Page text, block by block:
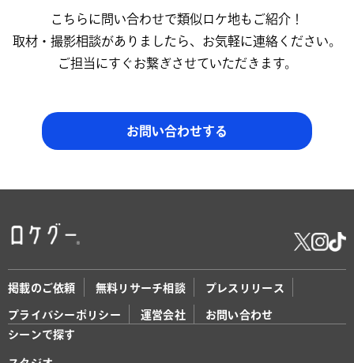
こちらに問い合わせで類似ロケ地もご紹介！
取材・撮影相談がありましたら、お気軽に連絡ください。
ご担当にすぐお繋ぎさせていただきます。
お問い合わせする
掲載のご依頼 無料リサーチ相談 プレスリリース
プライバシーポリシー 運営会社
お問い合わせ
シーンで探す